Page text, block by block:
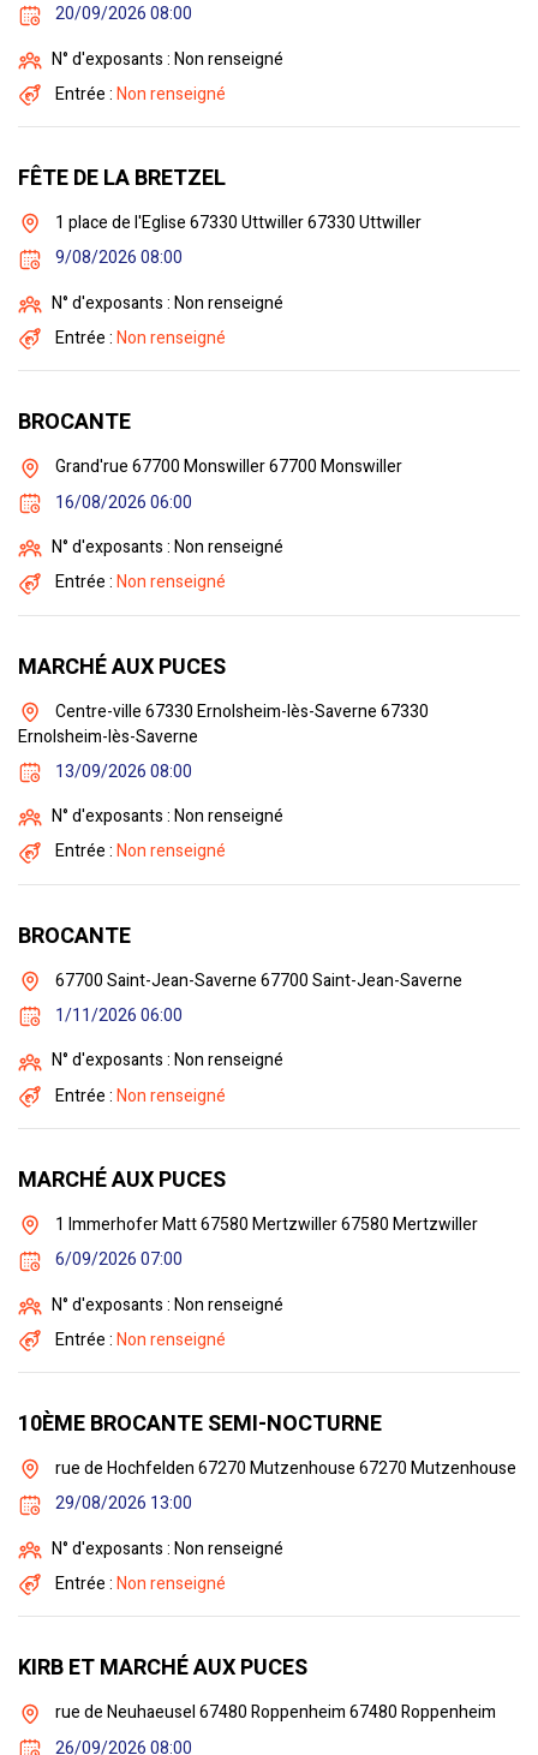
20/09/2026 08:00
N° d'exposants : Non renseigné
Entrée :Non renseigné
FÊTE DE LA BRETZEL
1 place de l'Eglise 67330 Uttwiller 67330 Uttwiller
9/08/2026 08:00
N° d'exposants : Non renseigné
Entrée :Non renseigné
BROCANTE
Grand'rue 67700 Monswiller 67700 Monswiller
16/08/2026 06:00
N° d'exposants : Non renseigné
Entrée :Non renseigné
MARCHÉ AUX PUCES
Centre-ville 67330 Ernolsheim-lès-Saverne 67330
Ernolsheim-lès-Saverne
13/09/2026 08:00
N° d'exposants : Non renseigné
Entrée :Non renseigné
BROCANTE
67700 Saint-Jean-Saverne 67700 Saint-Jean-Saverne
1/11/2026 06:00
N° d'exposants : Non renseigné
Entrée :Non renseigné
MARCHÉ AUX PUCES
1 Immerhofer Matt 67580 Mertzwiller 67580 Mertzwiller
6/09/2026 07:00
N° d'exposants : Non renseigné
Entrée :Non renseigné
10ÈME BROCANTE SEMI-NOCTURNE
rue de Hochfelden 67270 Mutzenhouse 67270 Mutzenhouse
29/08/2026 13:00
N° d'exposants : Non renseigné
Entrée :Non renseigné
KIRB ET MARCHÉ AUX PUCES
rue de Neuhaeusel 67480 Roppenheim 67480 Roppenheim
26/09/2026 08:00